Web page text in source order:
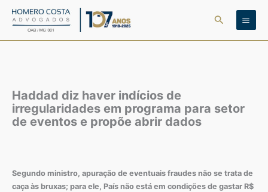
para
Pesquisar
Haddad diz haver indícios de
irregularidades em programa para setor
de eventos e propõe abrir dados
Segundo ministro, apuração de eventuais fraudes não se trata de
caça às bruxas; para ele, País não está em condições de gastar R$